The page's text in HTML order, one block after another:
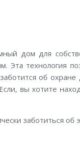
дом для
технология
об
вы хотите
заботиться об